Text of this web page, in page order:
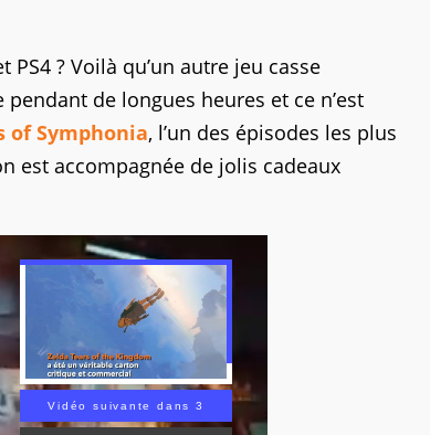
PS4 ? Voilà qu’un autre jeu casse
de longues heures et ce n’est
of Symphonia, l’un des épisodes les plus
est accompagnée de jolis cadeaux
Vidéo suivante dans 2